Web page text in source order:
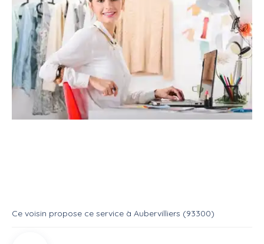
Je m'occupe de vos achats !
Service Personal shopper
Ce voisin propose ce service à Aubervilliers (93300)